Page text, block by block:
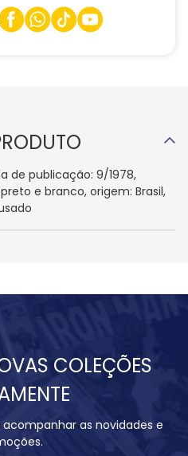
de publicação: 9/1978,
e branco, origem: Brasil,
COLEÇÕES
as novidades e